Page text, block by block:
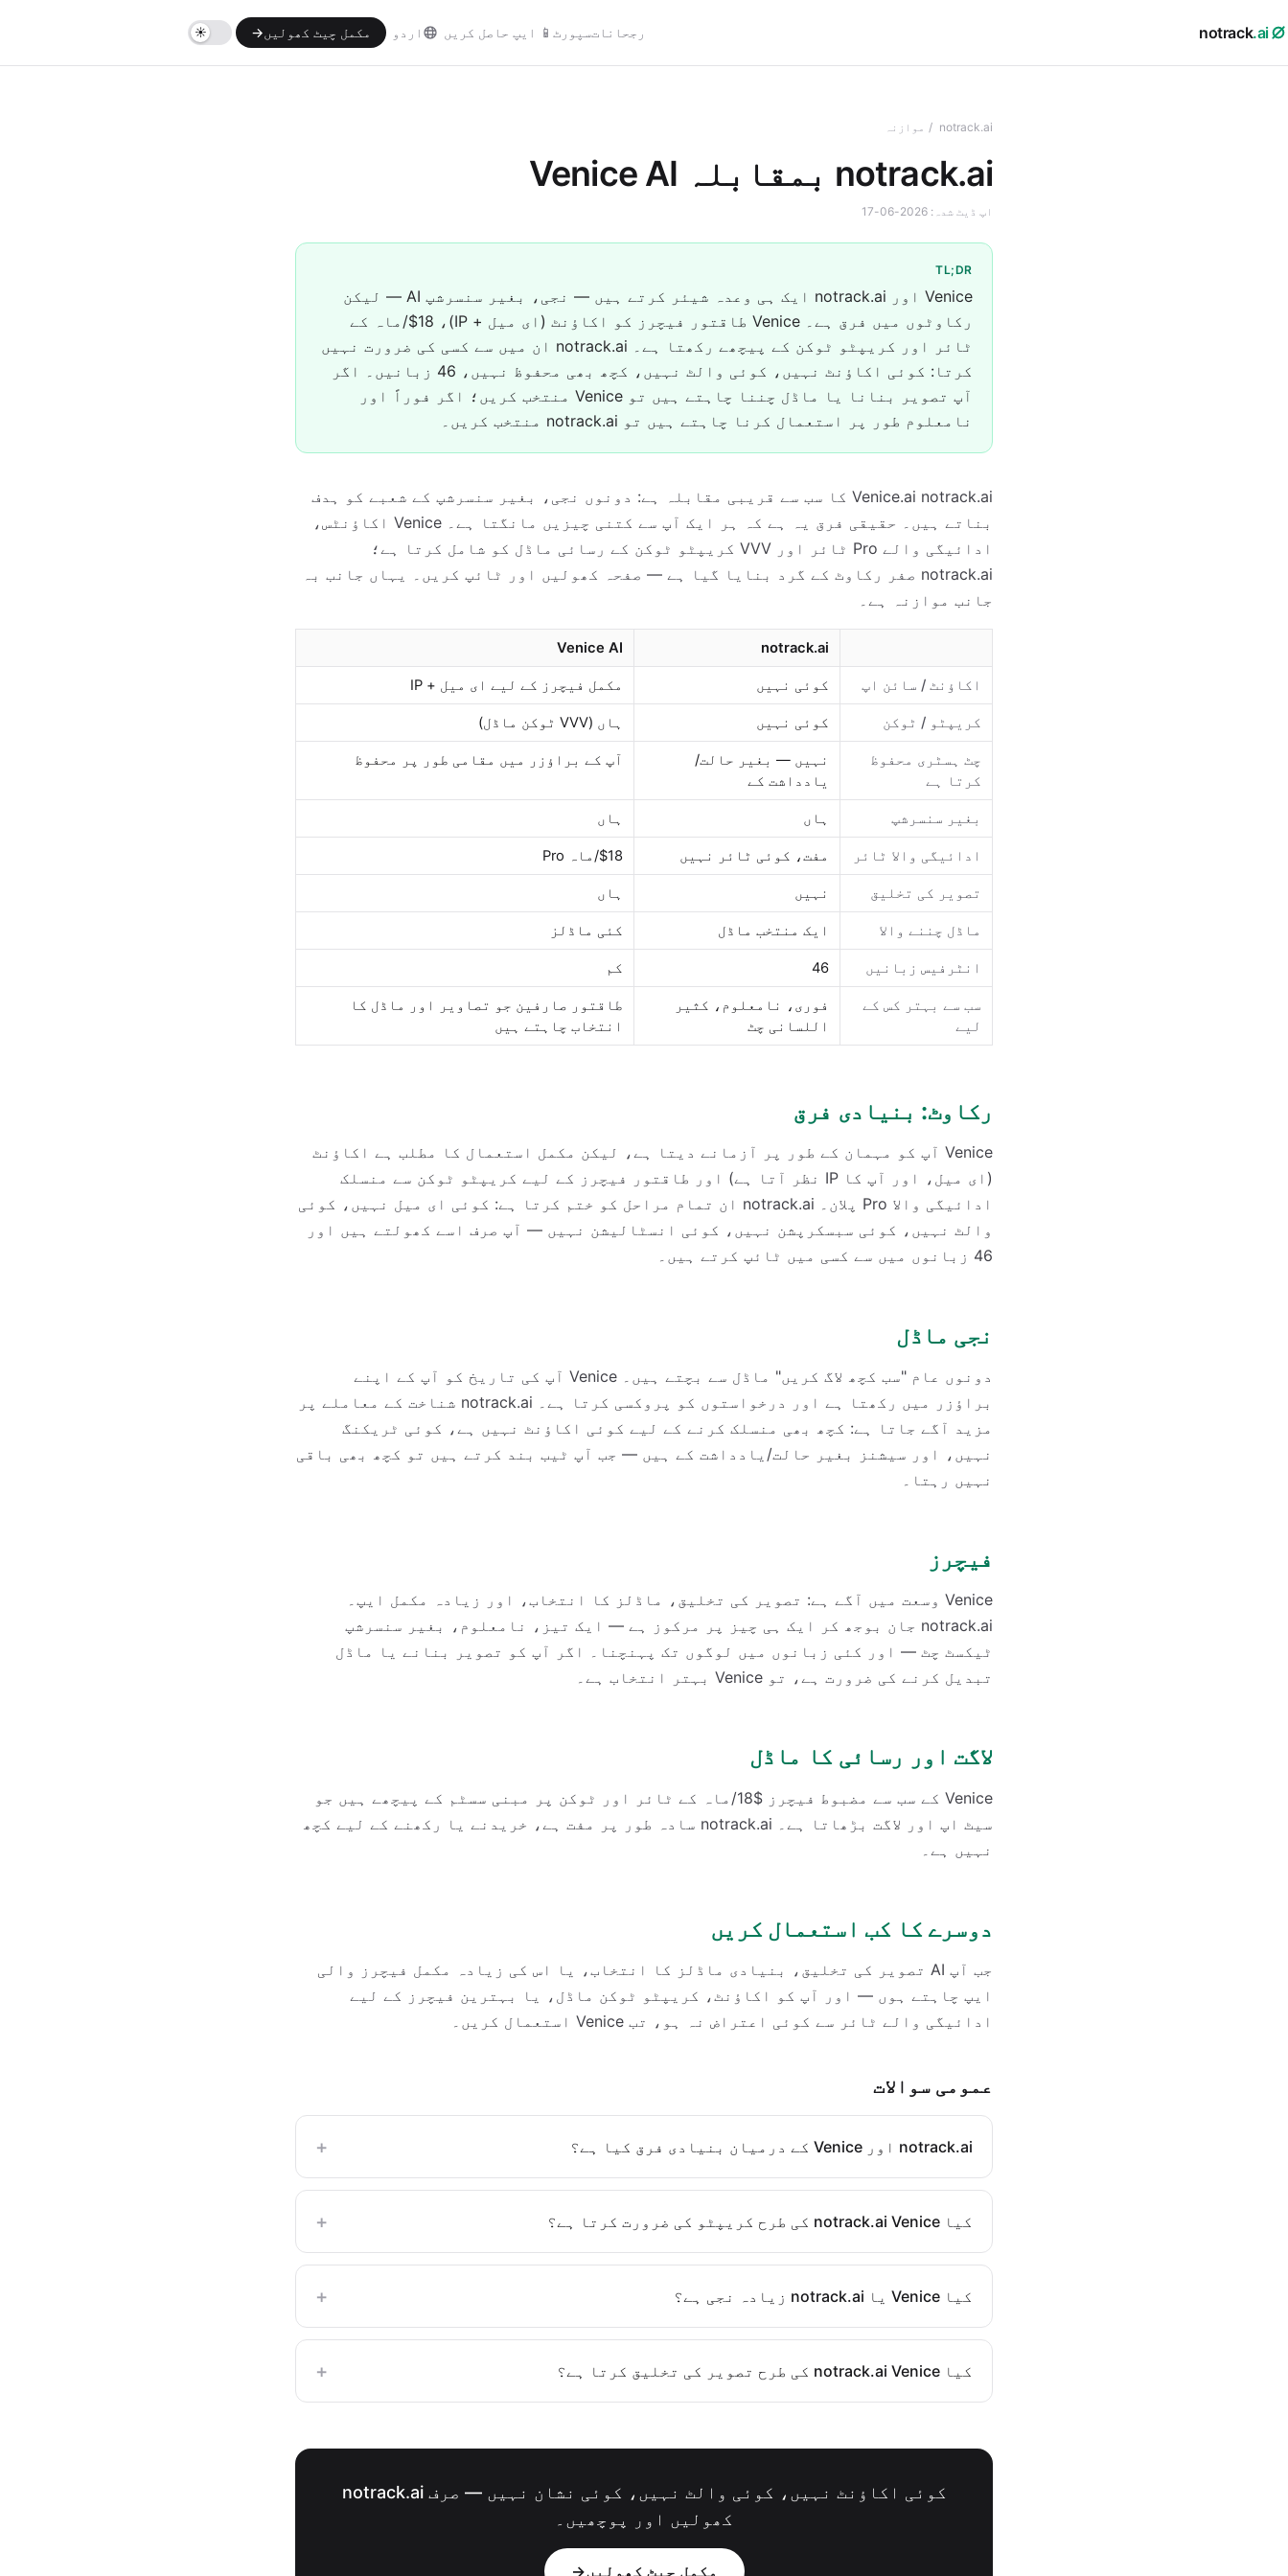
notrack.ai رجحاناتسپورٹ 📱 ایپ حاصل کریں اردو مکمل چیٹ کھولیں→
notrack.ai
/ موازنہ
notrack.ai بمقابلہ Venice AI
اپ ڈیٹ شدہ: 2026-06-17
TL;DR
Venice اور notrack.ai ایک ہی وعدہ شیئر کرتے ہیں — نجی، بغیر سنسرشپ AI — لیکن
رکاوٹوں میں فرق ہے۔ Venice طاقتور فیچرز کو اکاؤنٹ (ای میل + IP)، $18/ماہ کے
ٹائر اور کریپٹو ٹوکن کے پیچھے رکھتا ہے۔ notrack.ai ان میں سے کسی کی ضرورت نہیں
کرتا: کوئی اکاؤنٹ نہیں، کوئی والٹ نہیں، کچھ بھی محفوظ نہیں، 46 زبانیں۔ اگر
آپ تصویر بنانا یا ماڈل چننا چاہتے ہیں تو Venice منتخب کریں؛ اگر فوراً اور
نامعلوم طور پر استعمال کرنا چاہتے ہیں تو notrack.ai منتخب کریں۔
Venice.ai notrack.ai کا سب سے قریبی مقابلہ ہے: دونوں نجی، بغیر سنسرشپ کے شعبے کو ہدف
بناتے ہیں۔ حقیقی فرق یہ ہے کہ ہر ایک آپ سے کتنی چیزیں مانگتا ہے۔ Venice اکاؤنٹس،
ادائیگی والے Pro ٹائر اور VVV کریپٹو ٹوکن کے رسائی ماڈل کو شامل کرتا ہے؛
notrack.ai صفر رکاوٹ کے گرد بنایا گیا ہے — صفحہ کھولیں اور ٹائپ کریں۔ یہاں جانب بہ
جانب موازنہ ہے۔
notrack.ai
Venice AI
اکاؤنٹ / سائن اپ کوئی نہیں مکمل فیچرز کے لیے ای میل + IP
کریپٹو / ٹوکن کوئی نہیں ہاں (VVV ٹوکن ماڈل)
چٹ ہسٹری محفوظ
کرتا ہے
نہیں — بغیر حالت/
یادداشت کے
آپ کے براؤزر میں مقامی طور پر محفوظ
بغیر سنسرشپ ہاں ہاں
ادائیگی والا ٹائر مفت، کوئی ٹائر نہیں $18/ماہ Pro
تصویر کی تخلیق نہیں ہاں
ماڈل چننے والا ایک منتخب ماڈل کئی ماڈلز
انٹرفیس زبانیں 46 کم
سب سے بہتر کس کے
لیے
فوری، نامعلوم، کثیر
اللسانی چٹ
طاقتور صارفین جو تصاویر اور ماڈل کا
انتخاب چاہتے ہیں
رکاوٹ: بنیادی فرق
Venice آپ کو مہمان کے طور پر آزمانے دیتا ہے، لیکن مکمل استعمال کا مطلب ہے اکاؤنٹ
(ای میل، اور آپ کا IP نظر آتا ہے) اور طاقتور فیچرز کے لیے کریپٹو ٹوکن سے منسلک
ادائیگی والا Pro پلان۔ notrack.ai ان تمام مراحل کو ختم کرتا ہے: کوئی ای میل نہیں، کوئی
والٹ نہیں، کوئی سبسکرپشن نہیں، کوئی انسٹالیشن نہیں — آپ صرف اسے کھولتے ہیں اور
46 زبانوں میں سے کسی میں ٹائپ کرتے ہیں۔
نجی ماڈل
دونوں عام "سب کچھ لاگ کریں" ماڈل سے بچتے ہیں۔ Venice آپ کی تاریخ کو آپ کے اپنے
براؤزر میں رکھتا ہے اور درخواستوں کو پروکسی کرتا ہے۔ notrack.ai شناخت کے معاملے پر
مزید آگے جاتا ہے: کچھ بھی منسلک کرنے کے لیے کوئی اکاؤنٹ نہیں ہے، کوئی ٹریکنگ
نہیں، اور سیشنز بغیر حالت/یادداشت کے ہیں — جب آپ ٹیب بند کرتے ہیں تو کچھ بھی باقی
نہیں رہتا۔
فیچرز
Venice وسعت میں آگے ہے: تصویر کی تخلیق، ماڈلز کا انتخاب، اور زیادہ مکمل ایپ۔
notrack.ai جان بوجھ کر ایک ہی چیز پر مرکوز ہے — ایک تیز، نامعلوم، بغیر سنسرشپ
ٹیکسٹ چٹ — اور کئی زبانوں میں لوگوں تک پہنچنا۔ اگر آپ کو تصویر بنانے یا ماڈل
تبدیل کرنے کی ضرورت ہے، تو Venice بہتر انتخاب ہے۔
لاگت اور رسائی کا ماڈل
Venice کے سب سے مضبوط فیچرز $18/ماہ کے ٹائر اور ٹوکن پر مبنی سسٹم کے پیچھے ہیں جو
سیٹ اپ اور لاگت بڑھاتا ہے۔ notrack.ai سادہ طور پر مفت ہے، خریدنے یا رکھنے کے لیے کچھ
نہیں ہے۔
دوسرے کا کب استعمال کریں
جب آپ AI تصویر کی تخلیق، بنیادی ماڈلز کا انتخاب، یا اس کی زیادہ مکمل فیچرز والی
ایپ چاہتے ہوں — اور آپ کو اکاؤنٹ، کریپٹو ٹوکن ماڈل، یا بہترین فیچرز کے لیے
ادائیگی والے ٹائر سے کوئی اعتراض نہ ہو، تب Venice استعمال کریں۔
عمومی سوالات
notrack.ai اور Venice کے درمیان بنیادی فرق کیا ہے؟ +
کیا notrack.ai Venice کی طرح کریپٹو کی ضرورت کرتا ہے؟ +
کیا Venice یا notrack.ai زیادہ نجی ہے؟ +
کیا notrack.ai Venice کی طرح تصویر کی تخلیق کرتا ہے؟ +
کوئی اکاؤنٹ نہیں، کوئی والٹ نہیں، کوئی نشان نہیں — صرف notrack.ai
کھولیں اور پوچھیں۔
مکمل چیٹ کھولیں→